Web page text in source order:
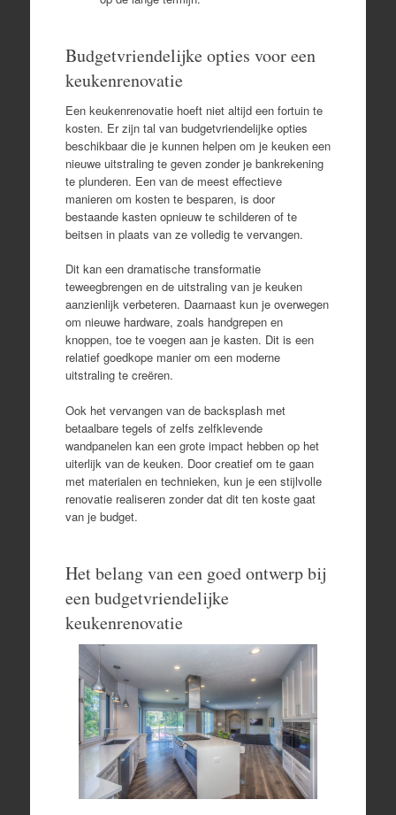
Budgetvriendelijke opties voor een
keukenrenovatie
Een keukenrenovatie hoeft niet altijd een fortuin te
kosten. Er zijn tal van budgetvriendelijke opties
beschikbaar die je kunnen helpen om je keuken een
nieuwe uitstraling te geven zonder je bankrekening
te plunderen. Een van de meest effectieve
manieren om kosten te besparen, is door
bestaande kasten opnieuw te schilderen of te
beitsen in plaats van ze volledig te vervangen.
Dit kan een dramatische transformatie
teweegbrengen en de uitstraling van je keuken
aanzienlijk verbeteren. Daarnaast kun je overwegen
om nieuwe hardware, zoals handgrepen en
knoppen, toe te voegen aan je kasten. Dit is een
relatief goedkope manier om een moderne
uitstraling te creëren.
Ook het vervangen van de backsplash met
betaalbare tegels of zelfs zelfklevende
wandpanelen kan een grote impact hebben op het
uiterlijk van de keuken. Door creatief om te gaan
met materialen en technieken, kun je een stijlvolle
renovatie realiseren zonder dat dit ten koste gaat
van je budget.
Het belang van een goed ontwerp bij
een budgetvriendelijke
keukenrenovatie